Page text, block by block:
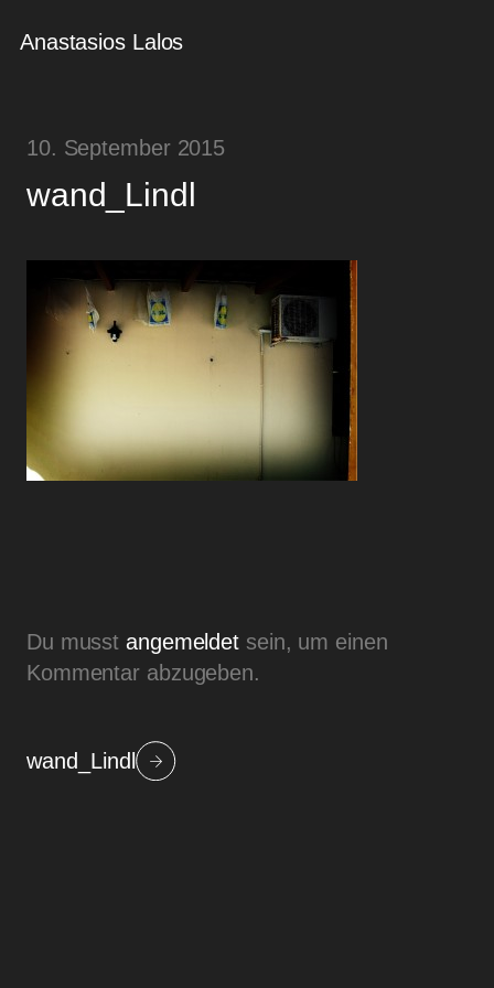
Anastasios Lalos
10. September 2015
wand_Lindl
Du musstangemeldet sein, um einen
Kommentar abzugeben.
Beitragsnavigation
wand_Lindl